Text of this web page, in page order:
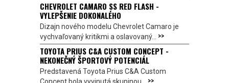
CHEVROLET CAMARO SS RED FLASH -
VYLEPŠENIE DOKONALÉHO
Dizajn nového modelu Chevrolet Camaro je
vychvaľovaný kritikmi a oslavovaný... >>
TOYOTA PRIUS C&A CUSTOM CONCEPT -
NEKONEČNÝ ŠPORTOVÝ POTENCIÁL
Predstavená Toyota Prius C&A Custom
>>